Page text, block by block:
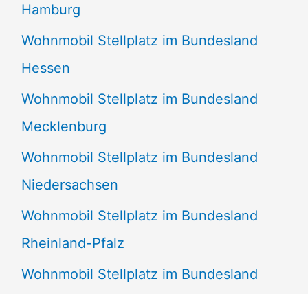
Hamburg
Wohnmobil Stellplatz im Bundesland
Hessen
Wohnmobil Stellplatz im Bundesland
Mecklenburg
Wohnmobil Stellplatz im Bundesland
Niedersachsen
Wohnmobil Stellplatz im Bundesland
Rheinland-Pfalz
Wohnmobil Stellplatz im Bundesland